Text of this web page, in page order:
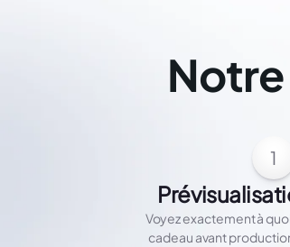
1
Voyez exactement à
cadeau avant